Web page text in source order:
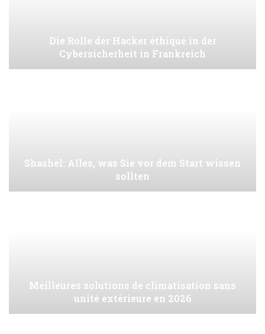
Die Rolle der Hacker éthique in der
Cybersicherheit in Frankreich
Shashel: Alles, was Sie vor dem Start wissen
sollten
Meilleures solutions de climatisation sans
unité extérieure en 2026